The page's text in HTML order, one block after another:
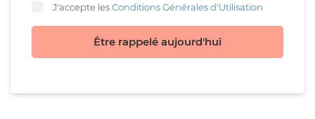
J'accepte lesConditions Générales d'Utilisation
Être rappelé aujourd'hui